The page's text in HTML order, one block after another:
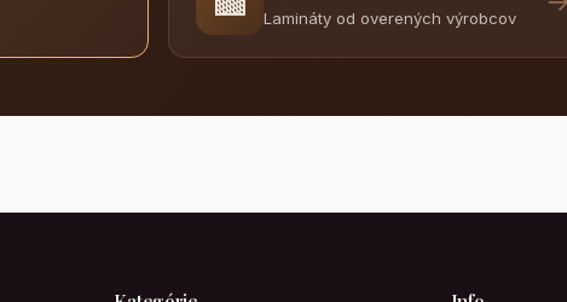
Lamináty od overených výrobcov